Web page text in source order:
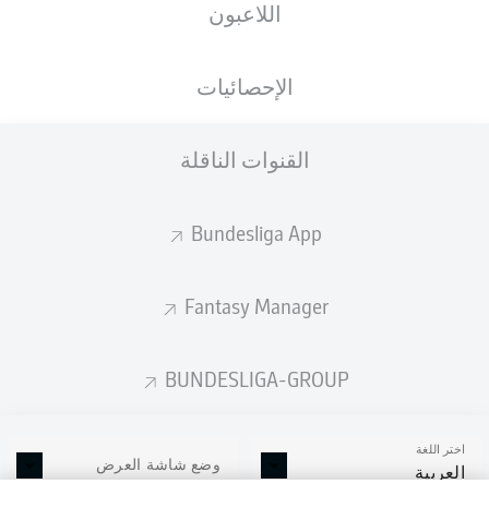
اللاعبون
الإحصائيات
القنوات الناقلة
Bundesliga App
Fantasy Manager
BUNDESLIGA-GROUP
اختر اللغة
العربية وضع شاشة العرض